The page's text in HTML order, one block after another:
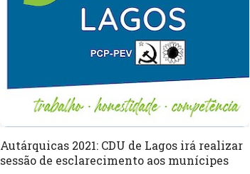
Autárquicas 2021: CDU de Lagos irá realizar
sessão de esclarecimento aos munícipes